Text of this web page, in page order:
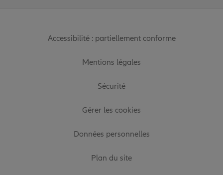
Accessibilité : partiellement conforme
Mentions légales
Sécurité
Gérer les cookies
Données personnelles
Plan du site